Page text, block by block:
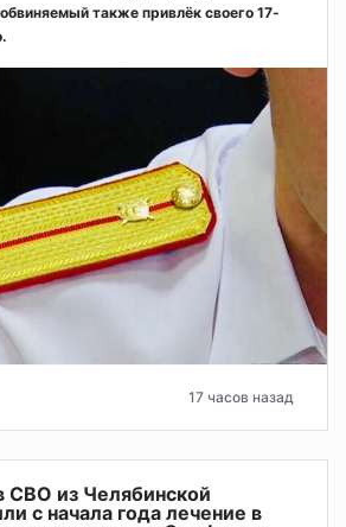
также привлёк своего 17-
17 часов назад
СВО из Челябинской
с начала года лечение в